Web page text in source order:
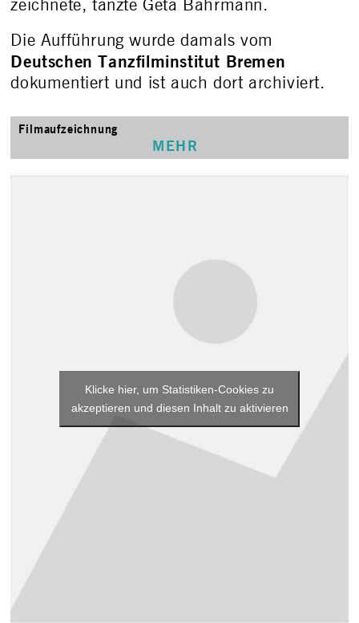
zeichnete, tanzte Geta Bahrmann.
Die Aufführung wurde damals vom
Deutschen Tanzfilminstitut Bremen
dokumentiert und ist auch dort archiviert.
Filmaufzeichnung
MEHR
Klicke hier, um Statistiken-Cookies zu
akzeptieren und diesen Inhalt zu aktivieren